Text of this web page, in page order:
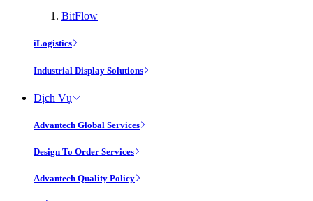
BitFlow
iLogistics
Industrial Display Solutions
Dịch Vụ
Advantech Global Services
Design To Order Services
Advantech Quality Policy